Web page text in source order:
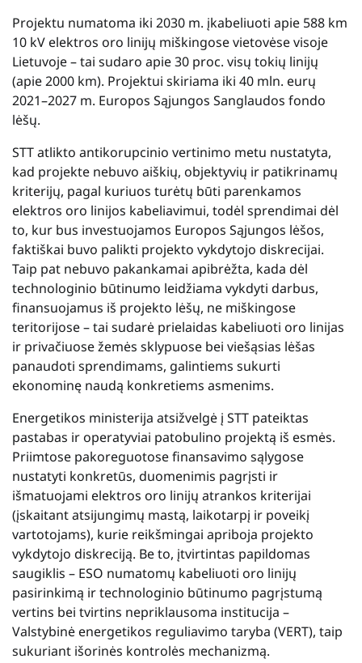
Projektu numatoma iki 2030 m. įkabeliuoti apie 588 km
10 kV elektros oro linijų miškingose vietovėse visoje
Lietuvoje – tai sudaro apie 30 proc. visų tokių linijų
(apie 2000 km). Projektui skiriama iki 40 mln. eurų
2021–2027 m. Europos Sąjungos Sanglaudos fondo
lėšų.
STT atlikto antikorupcinio vertinimo metu nustatyta,
kad projekte nebuvo aiškių, objektyvių ir patikrinamų
kriterijų, pagal kuriuos turėtų būti parenkamos
elektros oro linijos kabeliavimui, todėl sprendimai dėl
to, kur bus investuojamos Europos Sąjungos lėšos,
faktiškai buvo palikti projekto vykdytojo diskrecijai.
Taip pat nebuvo pakankamai apibrėžta, kada dėl
technologinio būtinumo leidžiama vykdyti darbus,
finansuojamus iš projekto lėšų, ne miškingose
teritorijose – tai sudarė prielaidas kabeliuoti oro linijas
ir privačiuose žemės sklypuose bei viešąsias lėšas
panaudoti sprendimams, galintiems sukurti
ekonominę naudą konkretiems asmenims.
Energetikos ministerija atsižvelgė į STT pateiktas
pastabas ir operatyviai patobulino projektą iš esmės.
Priimtose pakoreguotose finansavimo sąlygose
nustatyti konkretūs, duomenimis pagrįsti ir
išmatuojami elektros oro linijų atrankos kriterijai
(įskaitant atsijungimų mastą, laikotarpį ir poveikį
vartotojams), kurie reikšmingai apriboja projekto
vykdytojo diskreciją. Be to, įtvirtintas papildomas
saugiklis – ESO numatomų kabeliuoti oro linijų
pasirinkimą ir technologinio būtinumo pagrįstumą
vertins bei tvirtins nepriklausoma institucija –
Valstybinė energetikos reguliavimo taryba (VERT), taip
sukuriant išorinės kontrolės mechanizmą.